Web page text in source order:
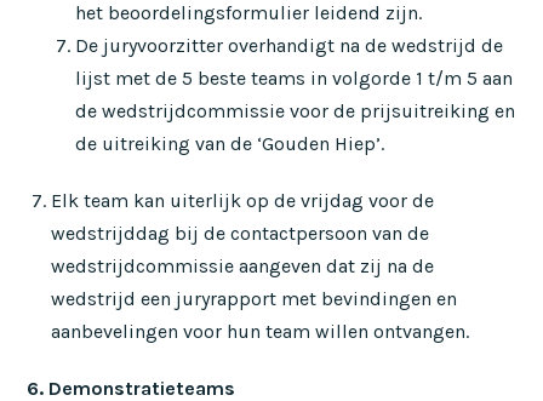
het beoordelingsformulier leidend zijn.
De juryvoorzitter overhandigt na de wedstrijd de
lijst met de 5 beste teams in volgorde 1 t/m 5 aan
de wedstrijdcommissie voor de prijsuitreiking en
de uitreiking van de ‘Gouden Hiep’.
Elk team kan uiterlijk op de vrijdag voor de
wedstrijddag bij de contactpersoon van de
wedstrijdcommissie aangeven dat zij na de
wedstrijd een juryrapport met bevindingen en
aanbevelingen voor hun team willen ontvangen.
6. Demonstratieteams